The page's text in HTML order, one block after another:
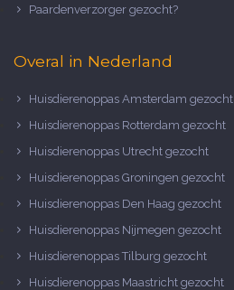
Paardenverzorger gezocht?
Overal in Nederland
Huisdierenoppas Amsterdam gezocht
Huisdierenoppas Rotterdam gezocht
Huisdierenoppas Utrecht gezocht
Huisdierenoppas Groningen gezocht
Huisdierenoppas Den Haag gezocht
Huisdierenoppas Nijmegen gezocht
Huisdierenoppas Tilburg gezocht
Huisdierenoppas Maastricht gezocht